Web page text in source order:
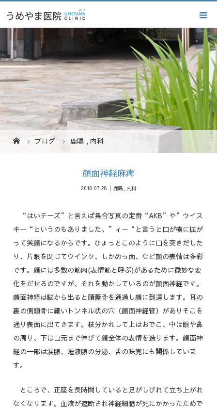
ブログ 鹿鳴 , 内科
顔面神経麻痺
2018.07.28 鹿鳴, 内科
“はいチーズ”と言えば集合写真の定番“AKB”や”ウイス
キー“というのもありました。”ィー“と言うと口が横に拡が
って笑顔になるからです。ひょっとこのように口を突きだした
り、片眼を閉じてウインク、しかめっ面、など顔の表情は多彩
です。顔には多数の筋肉(表情筋と呼ぶ)があるために微妙な変
化をだせるのですが、それを動かしているのが顔面神経です。
顔面神経は脳から出ると頭蓋骨を通過し顔に到達します。耳の
裏の側頭骨に細いトンネル状の穴（顔面神経管）がありそこを
通り表面に出てきます。枝分かれして上はおでこ、中は眼や鼻
の周り、下は口元まで伸びて顔全体の表情を造ります。顔面神
経の一部は涙腺、唾液腺の分泌、舌の味覚にも関係していま
す。
ところで、正座を長時間していると足がしびれて立ち上がれ
なくなります。血液が遮断され神経細胞が死にかかったためで